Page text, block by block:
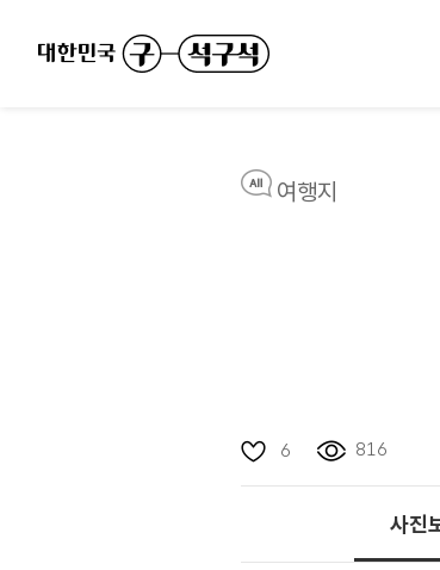
여행지
6 816
사진